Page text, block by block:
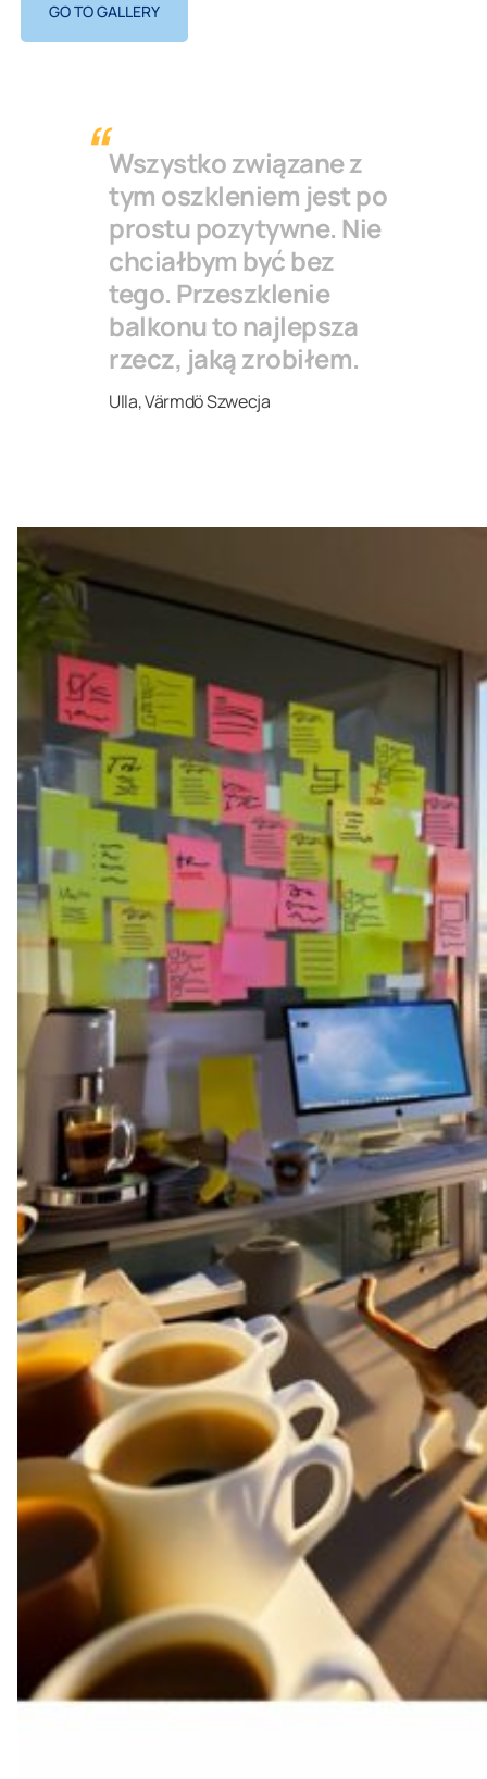
GO TO GALLERY
Wszystko związane z
tym oszkleniem jest po
prostu pozytywne. Nie
chciałbym być bez
tego. Przeszklenie
balkonu to najlepsza
rzecz, jaką zrobiłem.
Ulla, Värmdö Szwecja